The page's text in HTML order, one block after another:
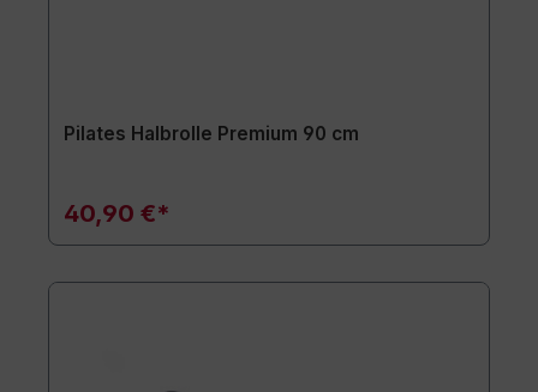
Pilates Halbrolle Premium 90 cm
40,90 €*